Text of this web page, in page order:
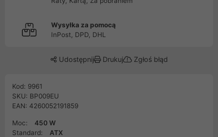
Wysyłka za pomocą
InPost, DPD, DHL
Udostępnij Drukuj Zgłoś błąd
Kod: 9961
SKU: BP009EU
EAN: 4260052191859
Moc:
450 W
Standard:
ATX